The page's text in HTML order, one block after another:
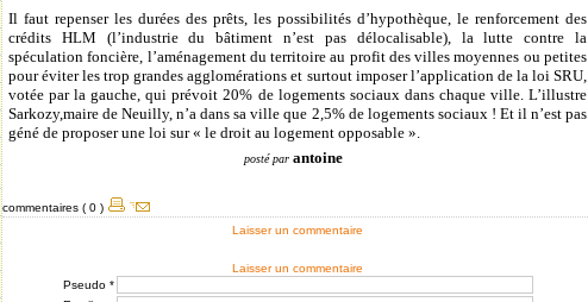
Il faut repenser les durées des prêts, les possibilités d’hypothèque, le renforcement des
crédits HLM (l’industrie du bâtiment n’est pas délocalisable), la lutte contre la
spéculation foncière, l’aménagement du territoire au profit des villes moyennes ou petites
pour éviter les trop grandes agglomérations et surtout imposer l’application de la loi SRU,
votée par la gauche, qui prévoit 20% de logements sociaux dans chaque ville. L’illustre
Sarkozy,maire de Neuilly, n’a dans sa ville que 2,5% de logements sociaux ! Et il n’est pas
géné de proposer une loi sur « le droit au logement opposable ».
posté par antoine
commentaires ( 0 )
Laisser un commentaire
Laisser un commentaire
Pseudo *